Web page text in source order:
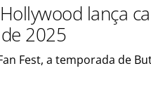
lança
2025
Fest, a temporada de